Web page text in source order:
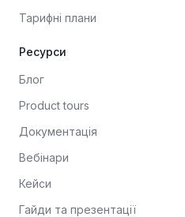
Тарифні плани
Ресурси
Блог
Product tours
Документація
Вебінари
Кейси
Гайди та презентації